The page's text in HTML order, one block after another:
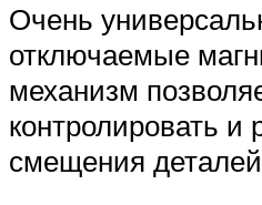
Очень
отключаемые
механизм
контролировать и
смещения